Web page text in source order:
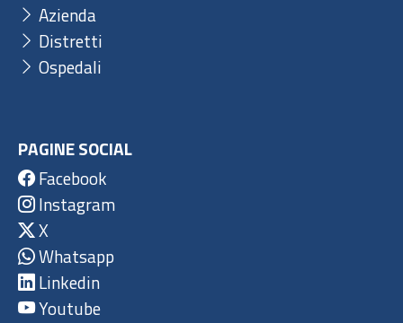
Azienda
Distretti
Ospedali
PAGINE SOCIAL
Facebook
Instagram
X
Whatsapp
Linkedin
Youtube